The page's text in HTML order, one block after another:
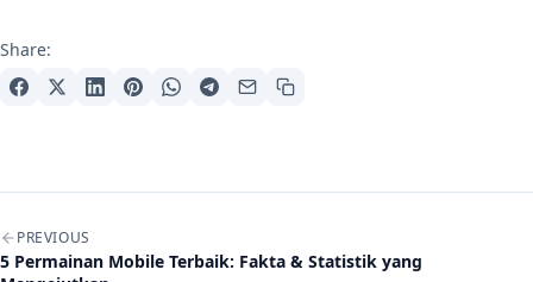
Share:
Post navigation
PREVIOUS
5 Permainan Mobile Terbaik: Fakta & Statistik yang